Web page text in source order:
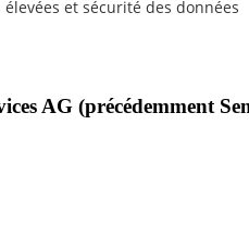
et sécurité des données
AG (précédemment